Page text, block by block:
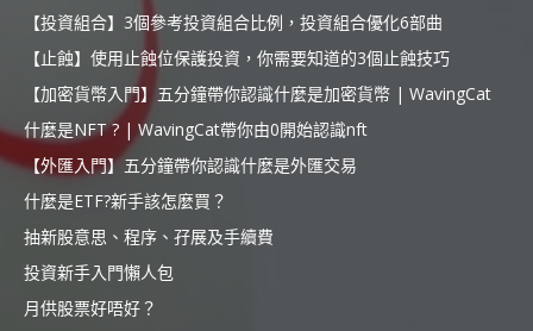
【投資組合】3個參考投資組合比例，投資組合優化6部曲
【止蝕】使用止蝕位保護投資，你需要知道的3個止蝕技巧
【加密貨幣入門】五分鐘帶你認識什麼是加密貨幣 | WavingCat
什麼是NFT ? | WavingCat帶你由0開始認識nft
【外匯入門】五分鐘帶你認識什麼是外匯交易
什麼是ETF?新手該怎麼買？
抽新股意思、程序、孖展及手續費
投資新手入門懶人包
月供股票好唔好？